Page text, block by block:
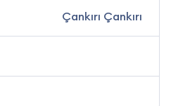
Çankırı Çankırı